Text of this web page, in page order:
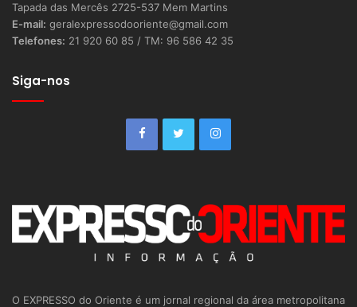
Tapada das Mercês 2725-537 Mem Martins
E-mail: geralexpressodooriente@gmail.com
Telefones: 21 920 60 85 / TM: 96 586 42 35
Siga-nos
O EXPRESSO do Oriente é um jornal regional da área metropolitana